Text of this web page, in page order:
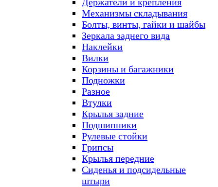
Механизмы складывания
Болты, винты, гайки и шайбы
Зеркала заднего вида
Наклейки
Вилки
Корзины и багажники
Подножки
Разное
Втулки
Крылья задние
Подшипники
Рулевые стойки
Грипсы
Крылья передние
Сиденья и подсидельные
штыри